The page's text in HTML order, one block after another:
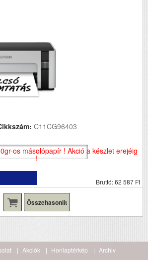
C11CG96403
os másolópapír ! Akció a készlet erejéig
!
Bruttó: 62 587 Ft
Összehasonlít
Akciók Honlaptérkép
Archiv